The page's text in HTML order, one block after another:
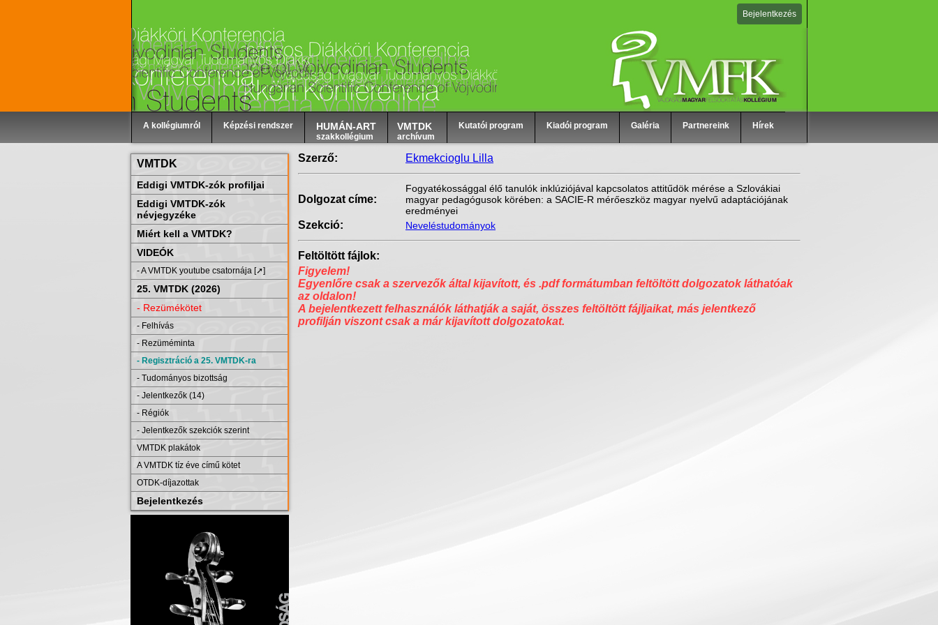
Bejelentkezés
A kollégiumról Képzési rendszer HUMÁN-ART
szakkollégium
VMTDK
archívum
Kutatói program Kiadói program Galéria Partnereink Hírek
VMTDK
Eddigi VMTDK-zók profiljai
Eddigi VMTDK-zók
névjegyzéke
Miért kell a VMTDK?
VIDEÓK
- A VMTDK youtube csatornája [➚]
25. VMTDK (2026)
- Rezümékötet
- Felhívás
- Rezüméminta
- Regisztráció a 25. VMTDK-ra
- Tudományos bizottság
- Jelentkezők (14)
- Régiók
- Jelentkezők szekciók szerint
VMTDK plakátok
A VMTDK tíz éve című kötet
OTDK-díjazottak
Bejelentkezés
Szerző: Ekmekcioglu Lilla
Dolgozat címe:
Fogyatékossággal élő tanulók inklúziójával kapcsolatos attitűdök mérése a Szlovákiai
magyar pedagógusok körében: a SACIE-R mérőeszköz magyar nyelvű adaptációjának
eredményei
Szekció: Neveléstudományok
Feltöltött fájlok:
Figyelem!
Egyenlőre csak a szervezők által kijavított, és .pdf formátumban feltöltött dolgozatok láthatóak
az oldalon!
A bejelentkezett felhasználók láthatják a saját, összes feltöltött fájljaikat, más jelentkező
profilján viszont csak a már kijavított dolgozatokat.